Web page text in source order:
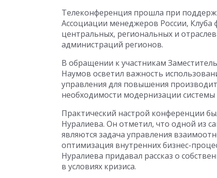
Телеконференция прошла при
Ассоциации менеджеров России,
центральных, региональных и
администраций регионов.
В обращении к участникам
Наумов осветил важность
управления для повышения
необходимости модернизации
Практический настрой конференции
Нуралиева. Он отметил, что одной из
являются задача управления
оптимизация внутренних бизнес-
Нуралиева придавал рассказ о
в условиях кризиса.